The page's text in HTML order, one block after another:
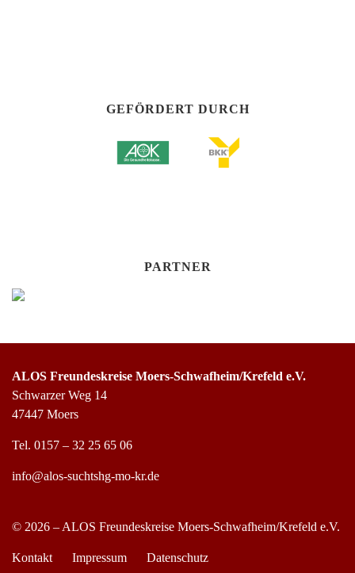
GEFÖRDERT DURCH
PARTNER
ALOS Freundeskreise Moers-Schwafheim/Krefeld e.V.
Schwarzer Weg 14
47447 Moers
Tel. 0157 – 32 25 65 06
info@alos-suchtshg-mo-kr.de
© 2026 – ALOS Freundeskreise Moers-Schwafheim/Krefeld e.V.
Kontakt Impressum Datenschutz